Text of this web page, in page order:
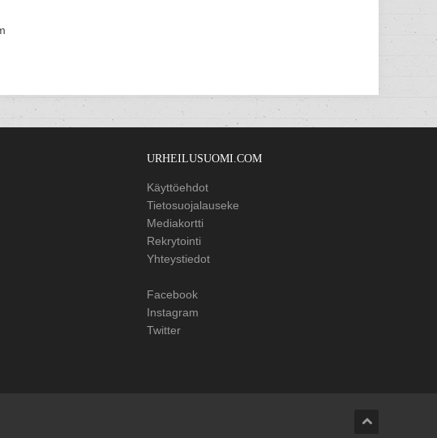
URHEILUSUOMI.COM
Käyttöehdot
Tietosuojalauseke
Mediakortti
Rekrytointi
Yhteystiedot
Facebook
Instagram
Twitter